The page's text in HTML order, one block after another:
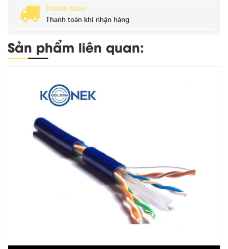
Thanh toán
Thanh toán khi nhận hàng
Sản phẩm liên quan: